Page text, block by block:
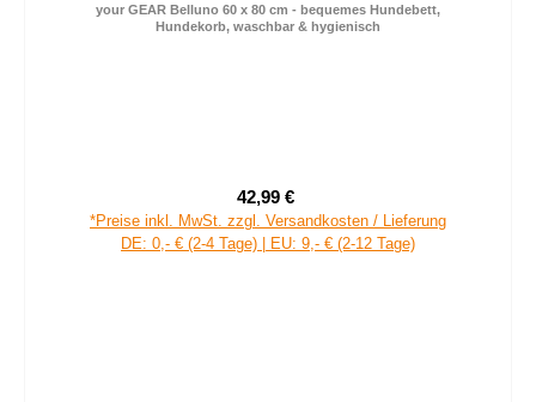
your GEAR Belluno 60 x 80 cm - bequemes Hundebett,
Hundekorb, waschbar & hygienisch
Verkaufspreis:
42,99 €
*Preise inkl. MwSt. zzgl. Versandkosten / Lieferung
DE: 0,- € (2-4 Tage) | EU: 9,- € (2-12 Tage)